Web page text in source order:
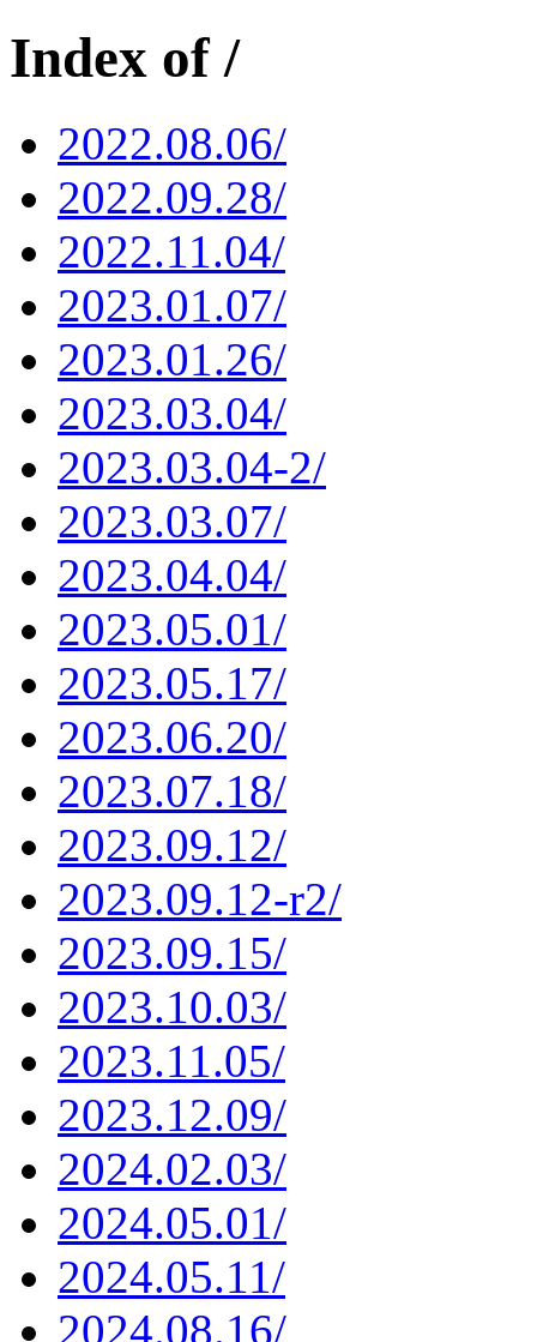
Index of /
2022.08.06/
2022.09.28/
2022.11.04/
2023.01.07/
2023.01.26/
2023.03.04/
2023.03.04-2/
2023.03.07/
2023.04.04/
2023.05.01/
2023.05.17/
2023.06.20/
2023.07.18/
2023.09.12/
2023.09.12-r2/
2023.09.15/
2023.10.03/
2023.11.05/
2023.12.09/
2024.02.03/
2024.05.01/
2024.05.11/
2024.08.16/